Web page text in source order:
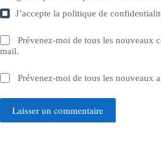
J’accepte lapolitique de
Prévenez-moi de tous les nouveaux
mail.
Prévenez-moi de tous les nouveaux
Laisser un commentaire